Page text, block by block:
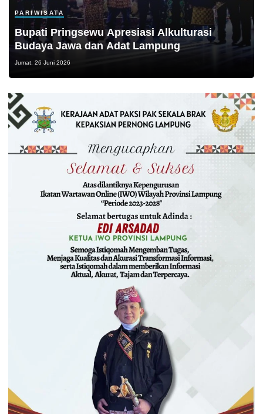
PARIWISATA
Bupati Pringsewu Apresiasi Alkulturasi
Budaya Jawa dan Adat Lampung
Jumat, 26 Juni 2026